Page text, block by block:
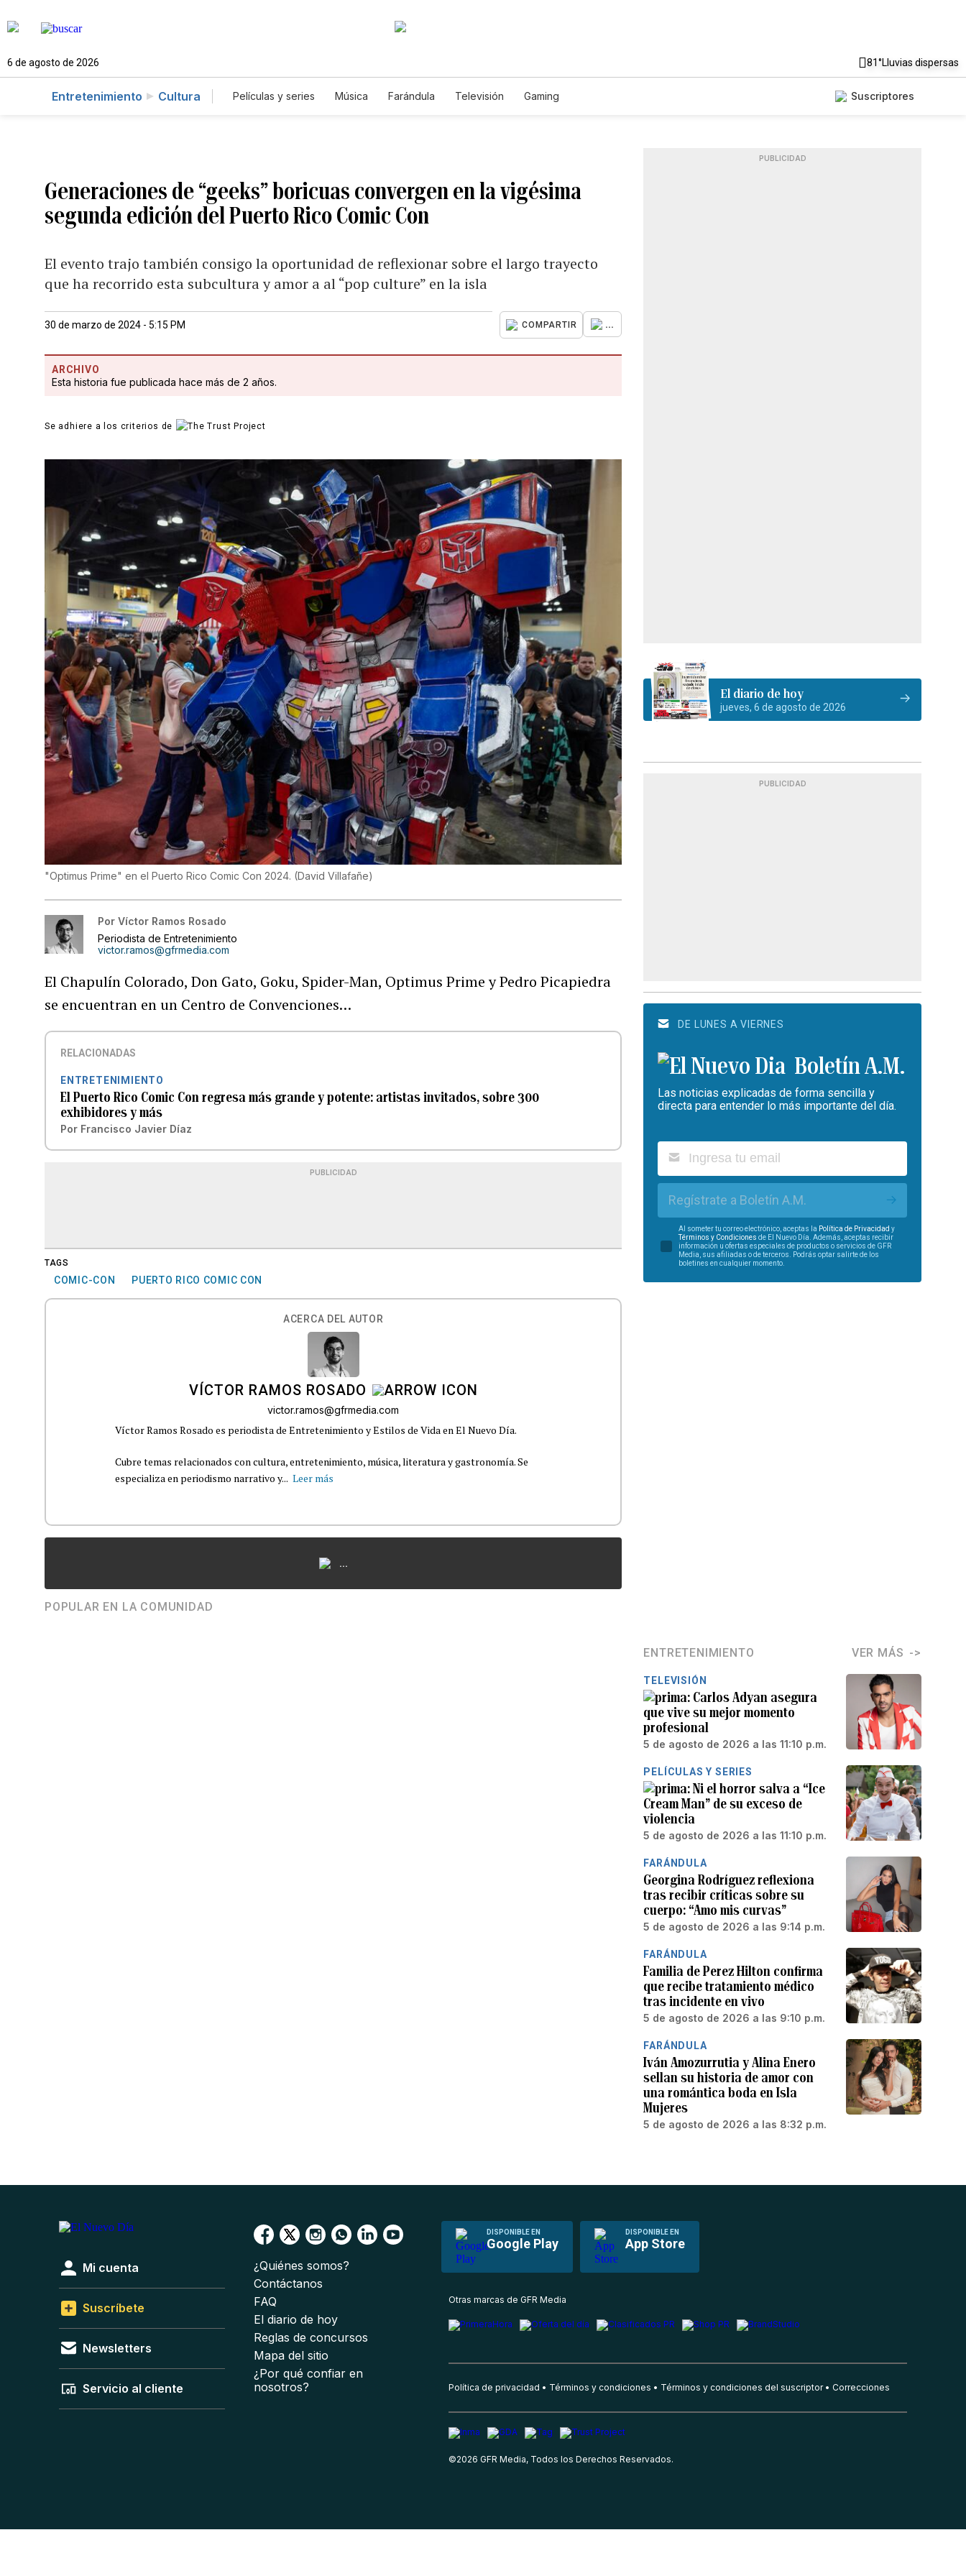
6 de agosto de 2026 81°Lluvias dispersas
Entretenimiento Cultura Películas y series Música Farándula Televisión Gaming Suscriptores
Generaciones de “geeks” boricuas convergen en la vigésima
segunda edición del Puerto Rico Comic Con
El evento trajo también consigo la oportunidad de reflexionar sobre el largo trayecto
que ha recorrido esta subcultura y amor a al “pop culture” en la isla
30 de marzo de 2024 - 5:15 PM COMPARTIR ...
ARCHIVO
Esta historia fue publicada hace más de 2 años.
Se adhiere a los criterios de
"Optimus Prime" en el Puerto Rico Comic Con 2024. (David Villafañe)
Por Víctor Ramos Rosado
Periodista de Entretenimiento
victor.ramos@gfrmedia.com
El Chapulín Colorado, Don Gato, Goku, Spider-Man, Optimus Prime y Pedro Picapiedra
se encuentran en un Centro de Convenciones…
RELACIONADAS
ENTRETENIMIENTO
El Puerto Rico Comic Con regresa más grande y potente: artistas invitados, sobre 300
exhibidores y más
Por Francisco Javier Díaz
PUBLICIDAD
TAGS
COMIC-CON PUERTO RICO COMIC CON
ACERCA DEL AUTOR
VÍCTOR RAMOS ROSADO
victor.ramos@gfrmedia.com
Víctor Ramos Rosado es periodista de Entretenimiento y Estilos de Vida en El Nuevo Día.
Cubre temas relacionados con cultura, entretenimiento, música, literatura y gastronomía. Se
especializa en periodismo narrativo y... Leer más
...
POPULAR EN LA COMUNIDAD
PUBLICIDAD
El diario de hoy
jueves, 6 de agosto de 2026
PUBLICIDAD
DE LUNES A VIERNES
Boletín A.M.
Las noticias explicadas de forma sencilla y
directa para entender lo más importante del día.
Regístrate a Boletín A.M.
Al someter tu correo electrónico, aceptas la Política de Privacidad y
Términos y Condiciones de El Nuevo Día. Además, aceptas recibir
información u ofertas especiales de productos o servicios de GFR
Media, sus afiliadas o de terceros. Podrás optar salirte de los
boletines en cualquier momento.
ENTRETENIMIENTO VER MÁS
TELEVISIÓN
Carlos Adyan asegura
que vive su mejor momento
profesional
5 de agosto de 2026 a las 11:10 p.m.
PELÍCULAS Y SERIES
Ni el horror salva a “Ice
Cream Man” de su exceso de
violencia
5 de agosto de 2026 a las 11:10 p.m.
FARÁNDULA
Georgina Rodríguez reflexiona
tras recibir críticas sobre su
cuerpo: “Amo mis curvas”
5 de agosto de 2026 a las 9:14 p.m.
FARÁNDULA
Familia de Perez Hilton confirma
que recibe tratamiento médico
tras incidente en vivo
5 de agosto de 2026 a las 9:10 p.m.
FARÁNDULA
Iván Amozurrutia y Alina Enero
sellan su historia de amor con
una romántica boda en Isla
Mujeres
5 de agosto de 2026 a las 8:32 p.m.
DISPONIBLE EN
Google Play
DISPONIBLE EN
App Store
Mi cuenta
Suscríbete
Newsletters
Servicio al cliente
¿Quiénes somos?
Contáctanos
FAQ
El diario de hoy
Reglas de concursos
Mapa del sitio
¿Por qué confiar en
nosotros?
Otras marcas de GFR Media
Política de privacidad Términos y condiciones Términos y condiciones del suscriptor Correcciones
©2026 GFR Media, Todos los Derechos Reservados.